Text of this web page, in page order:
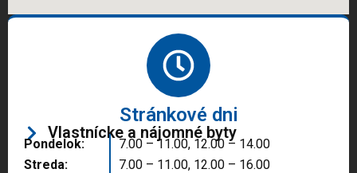
Stránkové dni
Vlastnícke a nájomné byty
Pondelok:
Streda:
7.00 – 11.00, 12.00 – 14.00
7.00 – 11.00, 12.00 – 16.00